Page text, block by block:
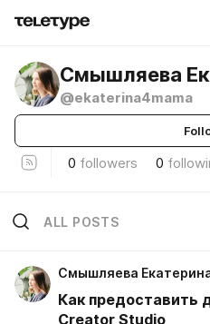
Смышляева
@ekaterina4mama
0 followers 0
ALL POSTS
Смышляева
Как предоставить
Creator Studio